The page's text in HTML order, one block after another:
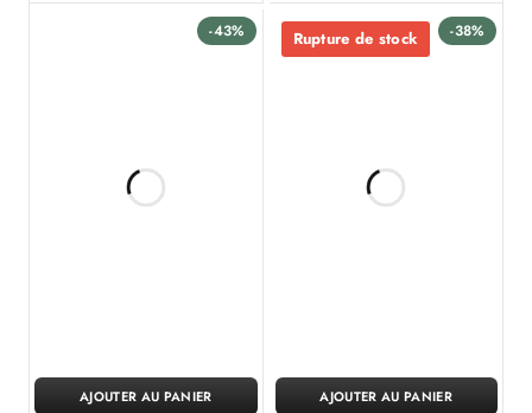
-43%
AJOUTER AU PANIER
-38%
Rupture de stock
AJOUTER AU PANIER